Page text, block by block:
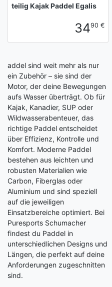
teilig Kajak Paddel Egalis
3490 €
addel sind weit mehr als nur
ein Zubehör – sie sind der
Motor, der deine Bewegungen
aufs Wasser überträgt. Ob für
Kajak, Kanadier, SUP oder
Wildwasserabenteuer, das
richtige Paddel entscheidet
über Effizienz, Kontrolle und
Komfort. Moderne Paddel
bestehen aus leichten und
robusten Materialien wie
Carbon, Fiberglas oder
Aluminium und sind speziell
auf die jeweiligen
Einsatzbereiche optimiert. Bei
Puresports Schumacher
findest du Paddel in
unterschiedlichen Designs und
Längen, die perfekt auf deine
Anforderungen zugeschnitten
sind.